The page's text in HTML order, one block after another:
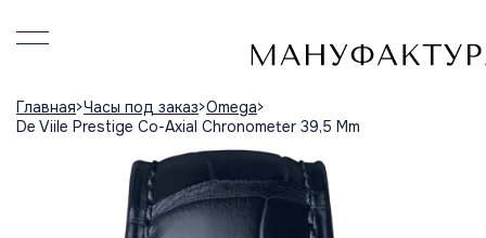
Главная Часы под заказ Omega
De Viile Prestige Co-Axial Chronometer 39,5 Mm